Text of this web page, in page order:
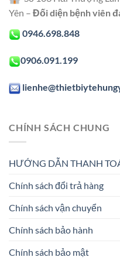
Yên – Đối diện bệnh viên
0946.698.848
0906.091.199
CHÍNH SÁCH CHUNG
HƯỚNG DẪN THANH
Chính sách đổi trả hàng
Chính sách vận chuyển
Chính sách bảo hành
Chính sách bảo mật